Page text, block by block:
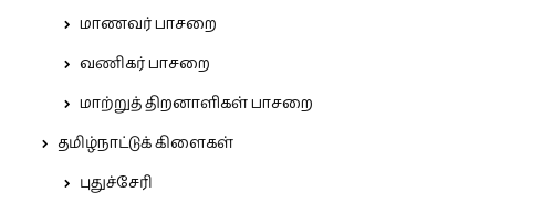
மாணவர் பாசறை
வணிகர் பாசறை
மாற்றுத் திறனாளிகள் பாசறை
தமிழ்நாட்டுக் கிளைகள்
புதுச்சேரி